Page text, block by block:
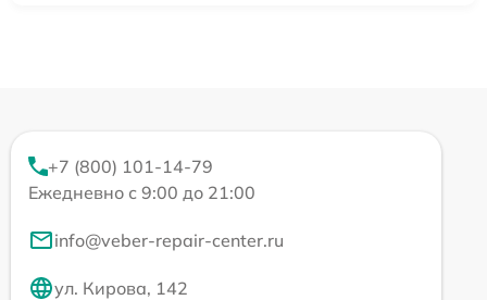
+7 (800) 101-14-79
Ежедневно с 9:00 до 21:00
info@veber-repair-center.ru
ул. Кирова, 142